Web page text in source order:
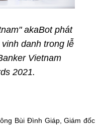
akaBot phát
danh trong lễ
Vietnam
2021.
Bùi Đình Giáp, Giám đốc